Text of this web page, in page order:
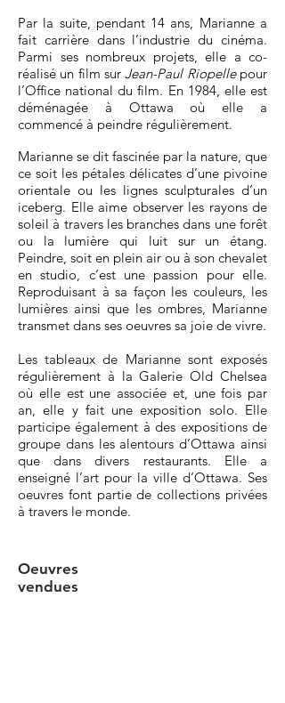
Par la suite, pendant 14 ans, Marianne a
fait carrière dans l’industrie du cinéma.
Parmi ses nombreux projets, elle a co-
réalisé un film surJean-Paul Riopelle pour
l’Office national du film. En 1984, elle est
déménagée à Ottawa où elle a
commencé à peindre régulièrement.
Marianne se dit fascinée par la nature, que
ce soit les pétales délicates d’une pivoine
orientale ou les lignes sculpturales d’un
iceberg. Elle aime observer les rayons de
soleil à travers les branches dans une forêt
ou la lumière qui luit sur un étang.
Peindre, soit en plein air ou à son chevalet
en studio, c’est une passion pour elle.
Reproduisant à sa façon les couleurs, les
lumières ainsi que les ombres, Marianne
transmet dans ses oeuvres sa joie de vivre.
Les tableaux de Marianne sont exposés
régulièrement à la Galerie Old Chelsea
où elle est une associée et, une fois par
an, elle y fait une exposition solo. Elle
participe également à des expositions de
groupe dans les alentours d’Ottawa ainsi
que dans divers restaurants. Elle a
enseigné l’art pour la ville d’Ottawa. Ses
oeuvres font partie de collections privées
à travers le monde.
Oeuvres
vendues